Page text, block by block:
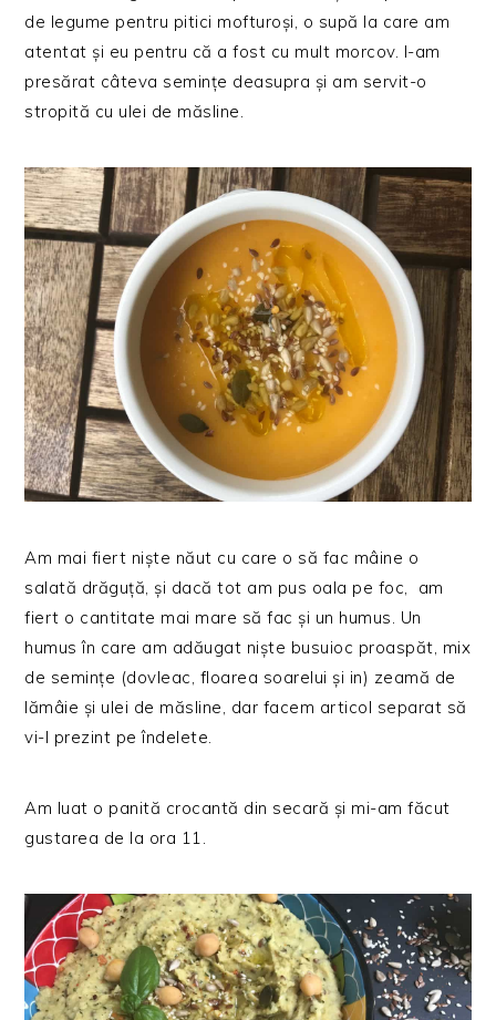
de legume pentru pitici mofturoși, o supă la care am
atentat și eu pentru că a fost cu mult morcov. I-am
presărat câteva semințe deasupra și am servit-o
stropită cu ulei de măsline.
Am mai fiert niște năut cu care o să fac mâine o
salată drăguță, și dacă tot am pus oala pe foc, am
fiert o cantitate mai mare să fac și un humus. Un
humus în care am adăugat niște busuioc proaspăt, mix
de semințe (dovleac, floarea soarelui și in) zeamă de
lămâie și ulei de măsline, dar facem articol separat să
vi-l prezint pe îndelete.
Am luat o panită crocantă din secară și mi-am făcut
gustarea de la ora 11.